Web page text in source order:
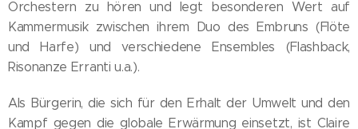
Orchestern zu hören und legt besonderen Wert auf
Kammermusik zwischen ihrem Duo des Embruns (Flöte
und Harfe) und verschiedene Ensembles (Flashback,
Risonanze Erranti u.a.).
Als Bürgerin, die sich für den Erhalt der Umwelt und den
Kampf gegen die globale Erwärmung einsetzt, ist Claire